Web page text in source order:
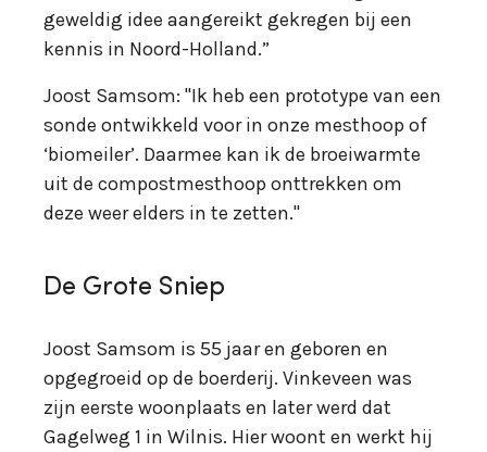
geweldig idee aangereikt gekregen bij een
kennis in Noord-Holland.”
Joost Samsom: "Ik heb een prototype van een
sonde ontwikkeld voor in onze mesthoop of
‘biomeiler’. Daarmee kan ik de broeiwarmte
uit de compostmesthoop onttrekken om
deze weer elders in te zetten."
De Grote Sniep
Joost Samsom is 55 jaar en geboren en
opgegroeid op de boerderij. Vinkeveen was
zijn eerste woonplaats en later werd dat
Gagelweg 1 in Wilnis. Hier woont en werkt hij